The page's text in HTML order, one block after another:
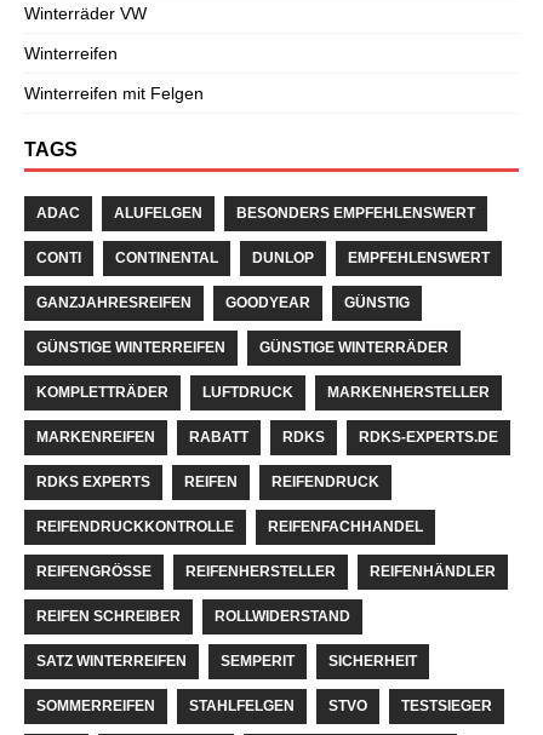
Winterräder VW
Winterreifen
Winterreifen mit Felgen
TAGS
ADAC ALUFELGEN BESONDERS EMPFEHLENSWERT
CONTI CONTINENTAL DUNLOP EMPFEHLENSWERT
GANZJAHRESREIFEN GOODYEAR GÜNSTIG
GÜNSTIGE WINTERREIFEN GÜNSTIGE WINTERRÄDER
KOMPLETTRÄDER LUFTDRUCK MARKENHERSTELLER
MARKENREIFEN RABATT RDKS RDKS-EXPERTS.DE
RDKS EXPERTS REIFEN REIFENDRUCK
REIFENDRUCKKONTROLLE REIFENFACHHANDEL
REIFENGRÖSSE REIFENHERSTELLER REIFENHÄNDLER
REIFEN SCHREIBER ROLLWIDERSTAND
SATZ WINTERREIFEN SEMPERIT SICHERHEIT
SOMMERREIFEN STAHLFELGEN STVO TESTSIEGER